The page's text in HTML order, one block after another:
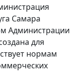
Самара
Администрации
для
нормам